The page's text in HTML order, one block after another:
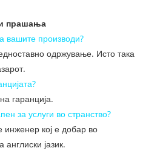
прашања
вашите производи?
одржување. Исто така
гаранција.
за услуги во странство?
кој е добар во
англиски јазик.